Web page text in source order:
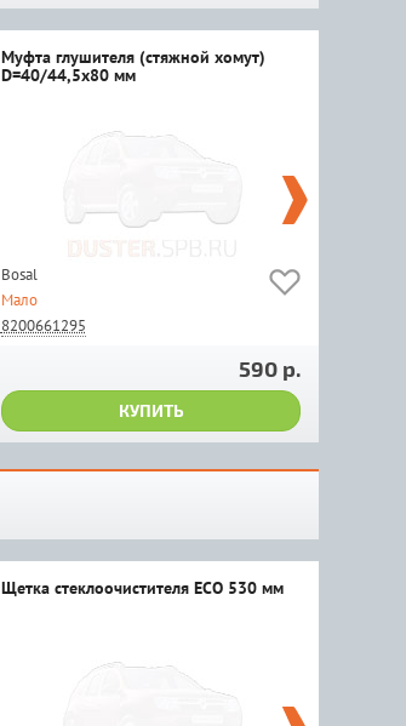
Муфта глушителя (стяжной хомут)
D=40/44,5x80 мм
Bosal
Мало
8200661295
590 р.
КУПИТЬ
Щеткa стеклоочистителя ECO 530 мм